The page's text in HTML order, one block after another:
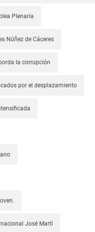
Plenaria
Núñez de Cáceres
la corrupción
por el desplazamiento
José Martí